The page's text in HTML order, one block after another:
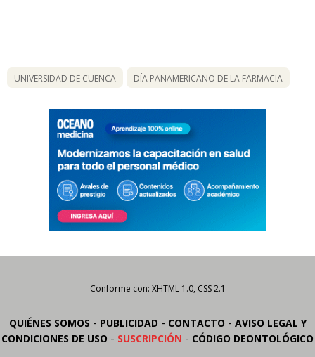
UNIVERSIDAD DE CUENCA DÍA PANAMERICANO DE LA FARMACIA
Conforme con: XHTML 1.0, CSS 2.1
QUIÉNES SOMOS - PUBLICIDAD - CONTACTO - AVISO LEGAL Y
CONDICIONES DE USO - SUSCRIPCIÓN - CÓDIGO DEONTOLÓGICO